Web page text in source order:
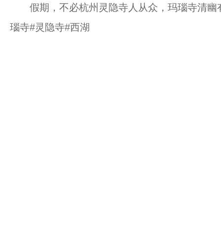
假期，不必杭州灵隐寺人从众，玛瑙寺清幽
瑙寺#灵隐寺#西湖